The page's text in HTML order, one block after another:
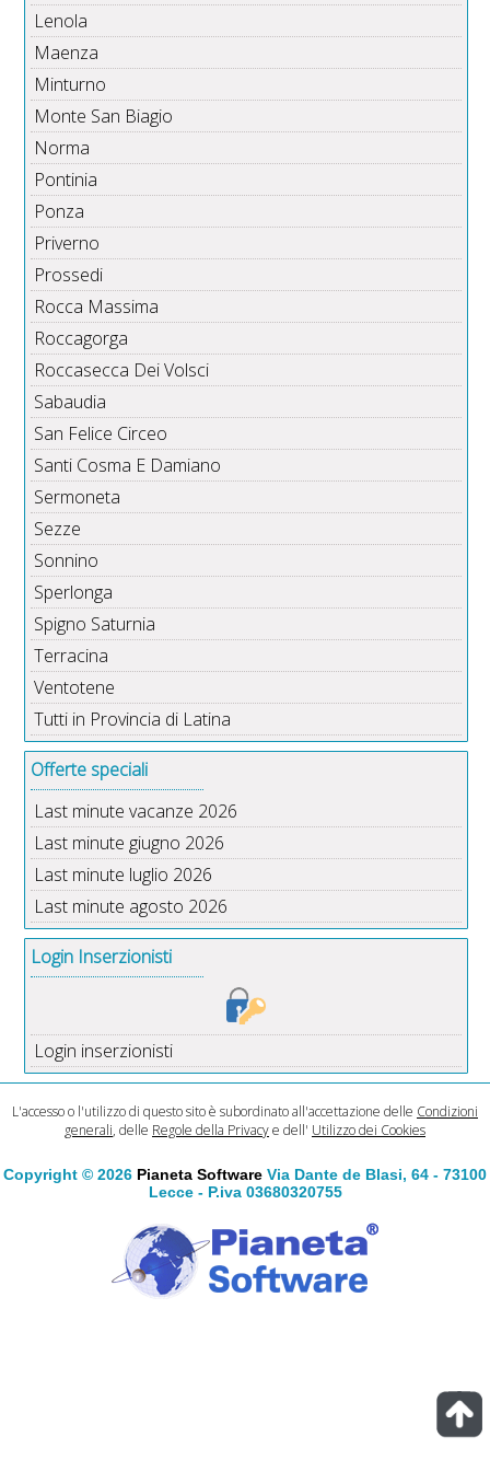
Lenola
Maenza
Minturno
Monte San Biagio
Norma
Pontinia
Ponza
Priverno
Prossedi
Rocca Massima
Roccagorga
Roccasecca Dei Volsci
Sabaudia
San Felice Circeo
Santi Cosma E Damiano
Sermoneta
Sezze
Sonnino
Sperlonga
Spigno Saturnia
Terracina
Ventotene
Tutti in Provincia di Latina
Offerte speciali
Last minute vacanze 2026
Last minute giugno 2026
Last minute luglio 2026
Last minute agosto 2026
Login Inserzionisti
Login inserzionisti
L'accesso o l'utilizzo di questo sito è subordinato all'accettazione delle Condizioni
generali, delle Regole della Privacye dell' Utilizzo dei Cookies
Copyright © 2026 Pianeta Software Via Dante de Blasi, 64 - 73100
Lecce - P.iva 03680320755